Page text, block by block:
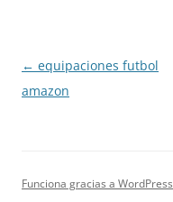
Navegación
de
← equipaciones futbol
amazon
Funciona gracias a WordPress